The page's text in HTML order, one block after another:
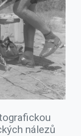
nálezů